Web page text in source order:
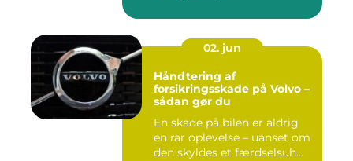
02. jun
Håndtering af
forsikringsskade på Volvo –
sådan gør du
En skade på bilen er aldrig
en rar oplevelse – uanset om
den skyldes et færdselsuh...